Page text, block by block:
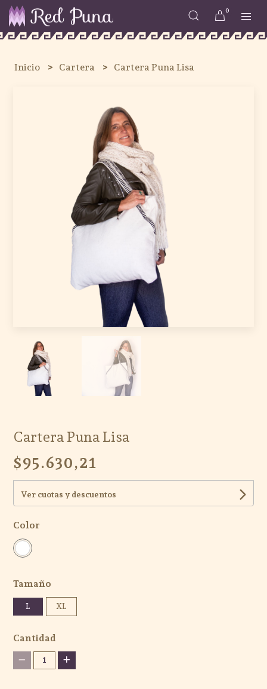
0
Inicio Cartera Cartera Puna Lisa
Cartera Puna Lisa
$95.630,21
Ver cuotas y descuentos
Color
Tamaño
L XL
Cantidad
1